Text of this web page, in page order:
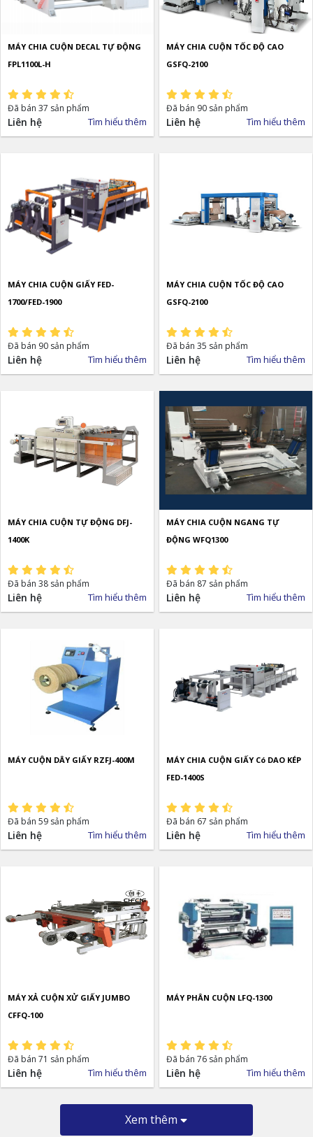
MÁY CHIA CUỘN DECAL TỰ ĐỘNG
FPL1100L-H
Đã bán 37 sản phẩm
Liên hệ Tìm hiểu thêm
MÁY CHIA CUỘN TỐC ĐỘ CAO
GSFQ-2100
Đã bán 90 sản phẩm
Liên hệ Tìm hiểu thêm
MÁY CHIA CUỘN GIẤY FED-
1700/FED-1900
Đã bán 90 sản phẩm
Liên hệ Tìm hiểu thêm
MÁY CHIA CUỘN TỐC ĐỘ CAO
GSFQ-2100
Đã bán 35 sản phẩm
Liên hệ Tìm hiểu thêm
MÁY CHIA CUỘN TỰ ĐỘNG DFJ-
1400K
Đã bán 38 sản phẩm
Liên hệ Tìm hiểu thêm
MÁY CHIA CUỘN NGANG TỰ
ĐỘNG WFQ1300
Đã bán 87 sản phẩm
Liên hệ Tìm hiểu thêm
MÁY CUỘN DÂY GIẤY RZFJ-400M
Đã bán 59 sản phẩm
Liên hệ Tìm hiểu thêm
MÁY CHIA CUỘN GIẤY Có DAO KÉP
FED-1400S
Đã bán 67 sản phẩm
Liên hệ Tìm hiểu thêm
MÁY XẢ CUỘN XỬ GIẤY JUMBO
CFFQ-100
Đã bán 71 sản phẩm
Liên hệ Tìm hiểu thêm
MÁY PHÂN CUỘN LFQ-1300
Đã bán 76 sản phẩm
Liên hệ Tìm hiểu thêm
Xem thêm